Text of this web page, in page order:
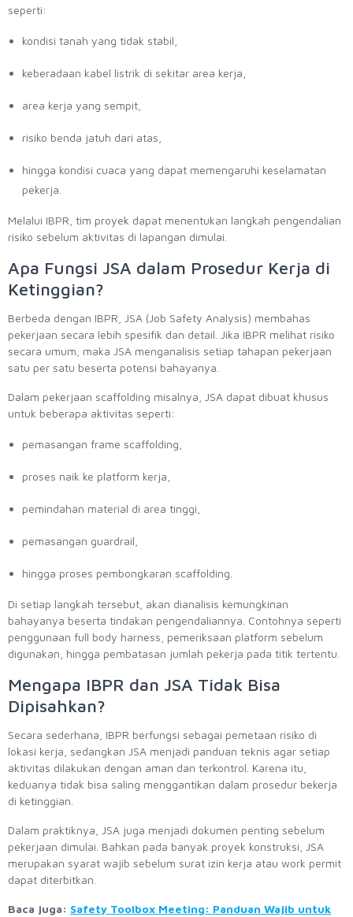
seperti:
kondisi tanah yang tidak stabil,
keberadaan kabel listrik di sekitar area kerja,
area kerja yang sempit,
risiko benda jatuh dari atas,
hingga kondisi cuaca yang dapat memengaruhi keselamatan
pekerja.
Melalui IBPR, tim proyek dapat menentukan langkah pengendalian
risiko sebelum aktivitas di lapangan dimulai.
Apa Fungsi JSA dalam Prosedur Kerja di
Ketinggian?
Berbeda dengan IBPR, JSA (Job Safety Analysis) membahas
pekerjaan secara lebih spesifik dan detail. Jika IBPR melihat risiko
secara umum, maka JSA menganalisis setiap tahapan pekerjaan
satu per satu beserta potensi bahayanya.
Dalam pekerjaan scaffolding misalnya, JSA dapat dibuat khusus
untuk beberapa aktivitas seperti:
pemasangan frame scaffolding,
proses naik ke platform kerja,
pemindahan material di area tinggi,
pemasangan guardrail,
hingga proses pembongkaran scaffolding.
Di setiap langkah tersebut, akan dianalisis kemungkinan
bahayanya beserta tindakan pengendaliannya. Contohnya seperti
penggunaan full body harness, pemeriksaan platform sebelum
digunakan, hingga pembatasan jumlah pekerja pada titik tertentu.
Mengapa IBPR dan JSA Tidak Bisa
Dipisahkan?
Secara sederhana, IBPR berfungsi sebagai pemetaan risiko di
lokasi kerja, sedangkan JSA menjadi panduan teknis agar setiap
aktivitas dilakukan dengan aman dan terkontrol. Karena itu,
keduanya tidak bisa saling menggantikan dalam prosedur bekerja
di ketinggian.
Dalam praktiknya, JSA juga menjadi dokumen penting sebelum
pekerjaan dimulai. Bahkan pada banyak proyek konstruksi, JSA
merupakan syarat wajib sebelum surat izin kerja atau work permit
dapat diterbitkan.
Baca juga: Safety Toolbox Meeting: Panduan Wajib untuk